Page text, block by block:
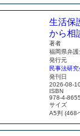
生活保
から相
著者
福岡県弁
発行元
民事法研究
発刊日
2026-08-
ISBN
978-4-
サイズ
A5判 (468